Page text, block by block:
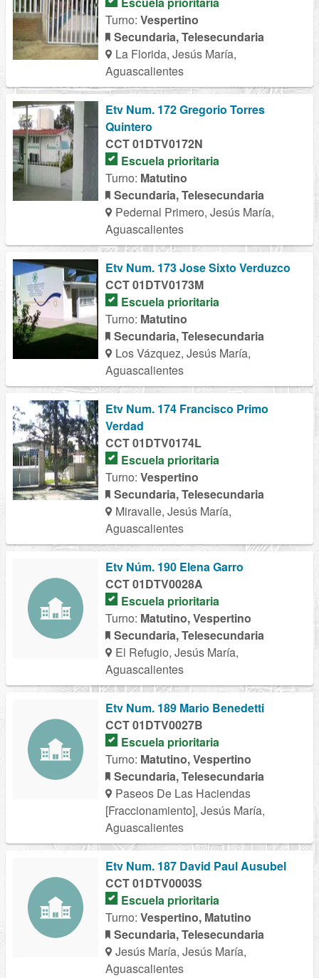
Turno: Vespertino
Secundaria, Telesecundaria
La Florida, Jesús María,
Aguascalientes
Etv Num. 172 Gregorio Torres
Quintero
CCT 01DTV0172N
Escuela prioritaria
Turno: Matutino
Secundaria, Telesecundaria
Pedernal Primero, Jesús María,
Aguascalientes
Etv Num. 173 Jose Sixto Verduzco
CCT 01DTV0173M
Escuela prioritaria
Turno: Matutino
Secundaria, Telesecundaria
Los Vázquez, Jesús María,
Aguascalientes
Etv Num. 174 Francisco Primo
Verdad
CCT 01DTV0174L
Escuela prioritaria
Turno: Vespertino
Secundaria, Telesecundaria
Miravalle, Jesús María,
Aguascalientes
Etv Núm. 190 Elena Garro
CCT 01DTV0028A
Escuela prioritaria
Turno: Matutino, Vespertino
Secundaria, Telesecundaria
El Refugio, Jesús María,
Aguascalientes
Etv Num. 189 Mario Benedetti
CCT 01DTV0027B
Escuela prioritaria
Turno: Matutino, Vespertino
Secundaria, Telesecundaria
Paseos De Las Haciendas
[Fraccionamiento], Jesús María,
Aguascalientes
Etv Num. 187 David Paul Ausubel
CCT 01DTV0003S
Escuela prioritaria
Turno: Vespertino, Matutino
Secundaria, Telesecundaria
Jesús María, Jesús María,
Aguascalientes